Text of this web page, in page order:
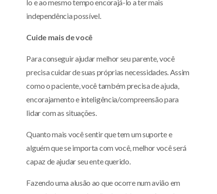
lo e ao mesmo tempo encorajá-lo a ter mais
independência possível.
Cuide mais de você
Para conseguir ajudar melhor seu parente, você
precisa cuidar de suas próprias necessidades. Assim
como o paciente, você também precisa de ajuda,
encorajamento e inteligência/compreensão para
lidar com as situações.
Quanto mais você sentir que tem um suporte e
alguém que se importa com você, melhor você será
capaz de ajudar seu ente querido.
Fazendo uma alusão ao que ocorre num avião em